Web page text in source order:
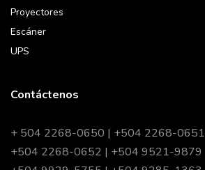
Proyectores
Escáner
UPS
Contáctenos
+ 504 2268-0650 | +504 2268-0651
+504 2268-0652 | +504 9521-9879